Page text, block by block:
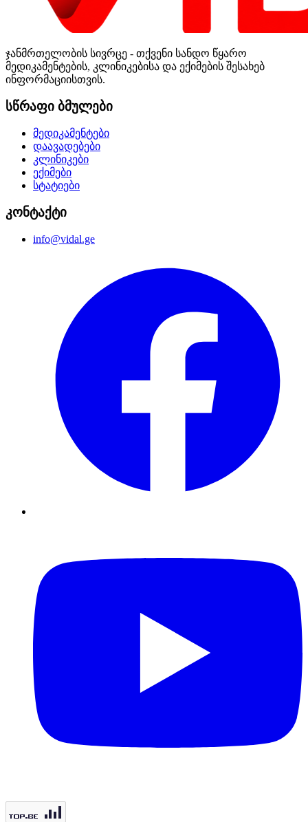
ჯანმრთელობის სივრცე - თქვენი სანდო წყარო
მედიკამენტების, კლინიკებისა და ექიმების შესახებ
ინფორმაციისთვის.
სწრაფი ბმულები
მედიკამენტები
დაავადებები
კლინიკები
ექიმები
სტატიები
კონტაქტი
info@vidal.ge